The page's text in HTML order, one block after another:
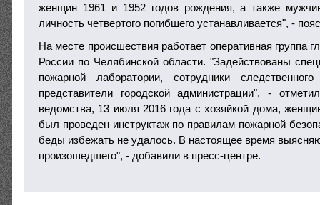
женщин 1961 и 1952 годов рождения, а также
личность четвертого погибшего устанавливается", -
На месте происшествия работает оперативная группа
России по Челябинской области. "Задействованы
пожарной лаборатории, сотрудники
представители городской администрации", -
ведомства, 13 июля 2016 года с хозяйкой дома,
был проведен инструктаж по правилам пожарной
беды избежать не удалось. В настоящее время
произошедшего", - добавили в пресс-центре.